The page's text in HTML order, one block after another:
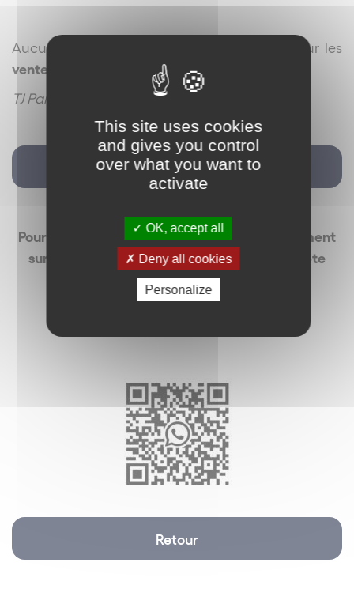
Aucun droit de rétractation n’est imposé pour les
ventes réalisées en magasin.
TJ Paris, 9 juill. 2020, n° 19/10903
Voir la vidéo
Pour recevoir La Minute des Réseaux directement
sur votre téléphone portable via notre compte
WhatsApp,
Retour
This site uses cookies
and gives you control
over what you want to
activate
OK, accept all
Deny all cookies
Personalize